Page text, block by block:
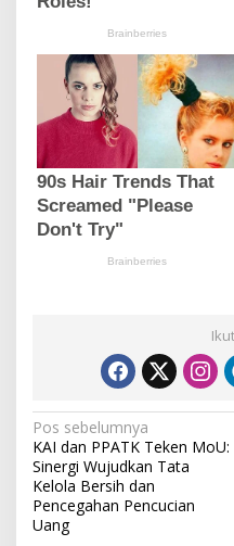
N
a
v
i
Pos sebelumnya
KAI dan PPATK Teken MoU:
Sinergi Wujudkan Tata
Kelola Bersih dan
Pencegahan Pencucian
Uang